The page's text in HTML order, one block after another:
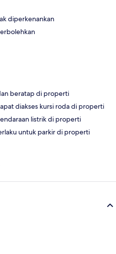
diperkenankan
beratap di properti
diakses kursi roda di properti
listrik di properti
untuk parkir di properti